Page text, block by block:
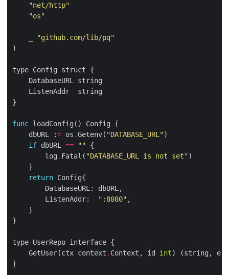
"net/http"
"os"
"github.com/lib/pq"
func
    dbURL :
= os .Getenv( "DATABASE_URL"
if dbURL == ""
        log
. Fatal( "DATABASE_URL is not set"
return
        ListenAddr:
":8080"
    GetUser(ctx context
. Context, id int